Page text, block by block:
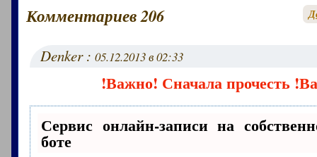
Комментариев 206
Denker :05.12.2013 в 02:33
!Важно! Сначала прочесть
Сервис онлайн-записи на
боте